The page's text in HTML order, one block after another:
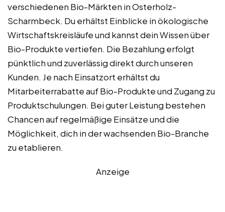
verschiedenen Bio-Märkten in Osterholz-
Scharmbeck. Du erhältst Einblicke in ökologische
Wirtschaftskreisläufe und kannst dein Wissen über
Bio-Produkte vertiefen. Die Bezahlung erfolgt
pünktlich und zuverlässig direkt durch unseren
Kunden. Je nach Einsatzort erhältst du
Mitarbeiterrabatte auf Bio-Produkte und Zugang zu
Produktschulungen. Bei guter Leistung bestehen
Chancen auf regelmäßige Einsätze und die
Möglichkeit, dich in der wachsenden Bio-Branche
zu etablieren.
Anzeige